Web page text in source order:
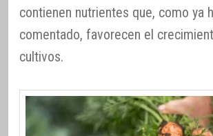
contienen nutrientes que, como ya
comentado, favorecen el
cultivos.